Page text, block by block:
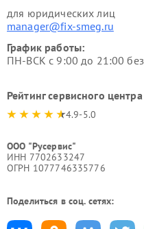
для юридических лиц
manager@fix-smeg.ru
График работы:
ПН-ВСК с 9:00 до 21:00
Рейтинг сервисного центра
4.9-5.0
ООО "Русервис"
ИНН 7702633247
ОГРН 1077746335776
Поделиться в соц. сетях: